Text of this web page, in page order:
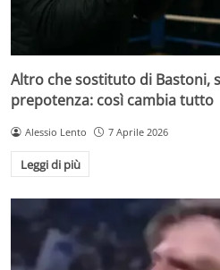
Altro che sostituto di Bastoni,
prepotenza: così cambia tutto
Alessio Lento 7 Aprile 2026
Leggi di più